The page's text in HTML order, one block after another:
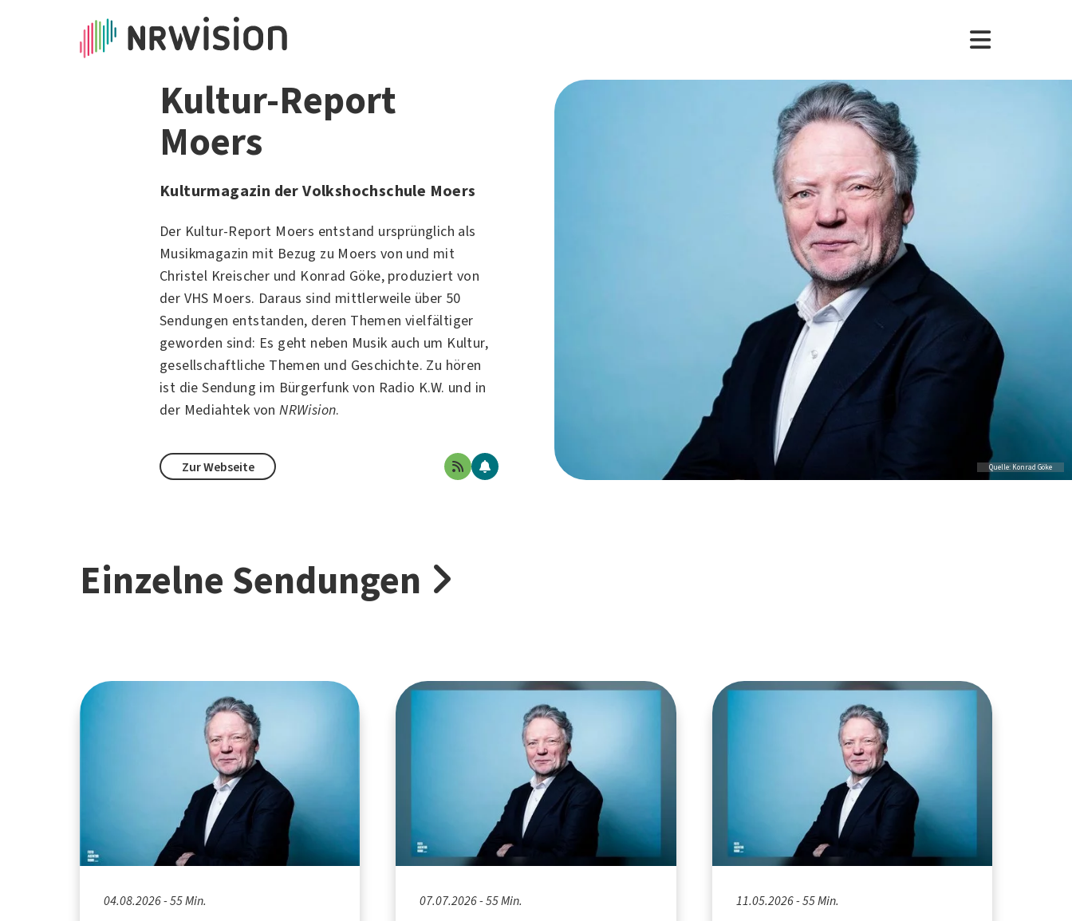
Kultur-Report
Moers
Kulturmagazin der Volkshochschule Moers
Der Kultur-Report Moers entstand ursprünglich als
Musikmagazin mit Bezug zu Moers von und mit
Christel Kreischer und Konrad Göke, produziert von
der VHS Moers. Daraus sind mittlerweile über 50
Sendungen entstanden, deren Themen vielfältiger
geworden sind: Es geht neben Musik auch um Kultur,
gesellschaftliche Themen und Geschichte. Zu hören
ist die Sendung im Bürgerfunk von Radio K.W. und in
der Mediahtek vonNRWision.
Zur Webseite Quelle: Konrad Göke
Einzelne Sendungen
04.08.2026 - 55 Min. 07.07.2026 - 55 Min. 11.05.2026 - 55 Min.